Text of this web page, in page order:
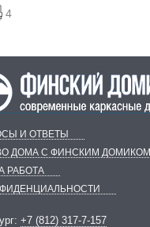
4
И ОТВЕТЫ
ДОМА С ФИНСКИМ ДОМИКОМ
РАБОТА
+7 (812) 317-7-157